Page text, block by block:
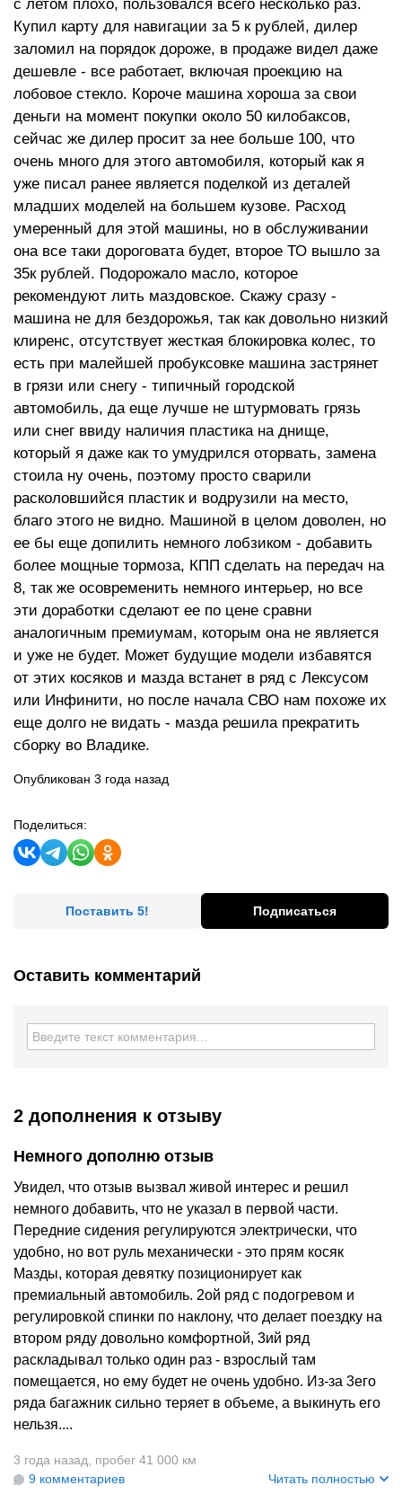
с летом плохо, пользовался всего несколько раз.
Купил карту для навигации за 5 к рублей, дилер
заломил на порядок дороже, в продаже видел даже
дешевле - все работает, включая проекцию на
лобовое стекло. Короче машина хороша за свои
деньги на момент покупки около 50 килобаксов,
сейчас же дилер просит за нее больше 100, что
очень много для этого автомобиля, который как я
уже писал ранее является поделкой из деталей
младших моделей на большем кузове. Расход
умеренный для этой машины, но в обслуживании
она все таки дороговата будет, второе ТО вышло за
35к рублей. Подорожало масло, которое
рекомендуют лить маздовское. Скажу сразу -
машина не для бездорожья, так как довольно низкий
клиренс, отсутствует жесткая блокировка колес, то
есть при малейшей пробуксовке машина застрянет
в грязи или снегу - типичный городской
автомобиль, да еще лучше не штурмовать грязь
или снег ввиду наличия пластика на днище,
который я даже как то умудрился оторвать, замена
стоила ну очень, поэтому просто сварили
расколовшийся пластик и водрузили на место,
благо этого не видно. Машиной в целом доволен, но
ее бы еще допилить немного лобзиком - добавить
более мощные тормоза, КПП сделать на передач на
8, так же осовременить немного интерьер, но все
эти доработки сделают ее по цене сравни
аналогичным премиумам, которым она не является
и уже не будет. Может будущие модели избавятся
от этих косяков и мазда встанет в ряд с Лексусом
или Инфинити, но после начала СВО нам похоже их
еще долго не видать - мазда решила прекратить
сборку во Владике.
Опубликован 3 года назад
Поделиться:
Поставить 5! Подписаться
Оставить комментарий
2 дополнения к отзыву
Немного дополню отзыв
Увидел, что отзыв вызвал живой интерес и решил
немного добавить, что не указал в первой части.
Передние сидения регулируются электрически, что
удобно, но вот руль механически - это прям косяк
Мазды, которая девятку позиционирует как
премиальный автомобиль. 2ой ряд с подогревом и
регулировкой спинки по наклону, что делает поездку на
втором ряду довольно комфортной, 3ий ряд
раскладывал только один раз - взрослый там
помещается, но ему будет не очень удобно. Из-за 3его
ряда багажник сильно теряет в объеме, а выкинуть его
нельзя....
3 года назад
пробег 41 000 км
9 комментариев
Читать полностью